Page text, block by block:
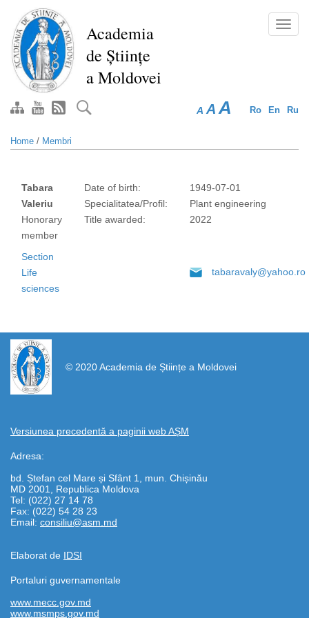
main
content
Academia
de Științe
a Moldovei
Ro En Ru
A A A
Home / Membri
Tabara
Valeriu
Honorary
member
Date of birth:
Specialitatea/Profil:
Title awarded:
1949-07-01
Plant engineering
2022
Section
Life
sciences
tabaravaly@yahoo.ro
© 2020 Academia de Științe a Moldovei
Versiunea precedentă a paginii web AȘM
Adresa:
bd. Ștefan cel Mare și Sfânt 1, mun. Chișinău
MD 2001, Republica Moldova
Tel: (022) 27 14 78
Fax: (022) 54 28 23
Email: consiliu@asm.md
Elaborat de IDSI
https://propletenie.ru/
Portaluri guvernamentale
www.mecc.gov.md
www.msmps.gov.md